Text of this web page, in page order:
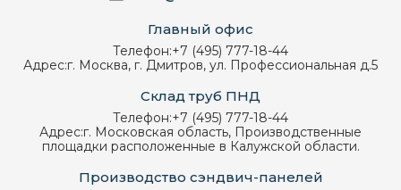
Главный офис
Телефон:+7 (495) 777-18-44
Адрес:г. Москва, г. Дмитров, ул. Профессиональная д.5
Склад труб ПНД
Телефон:+7 (495) 777-18-44
Адрес:г. Московская область, Производственные
площадки расположенные в Калужской области.
Производство сэндвич-панелей